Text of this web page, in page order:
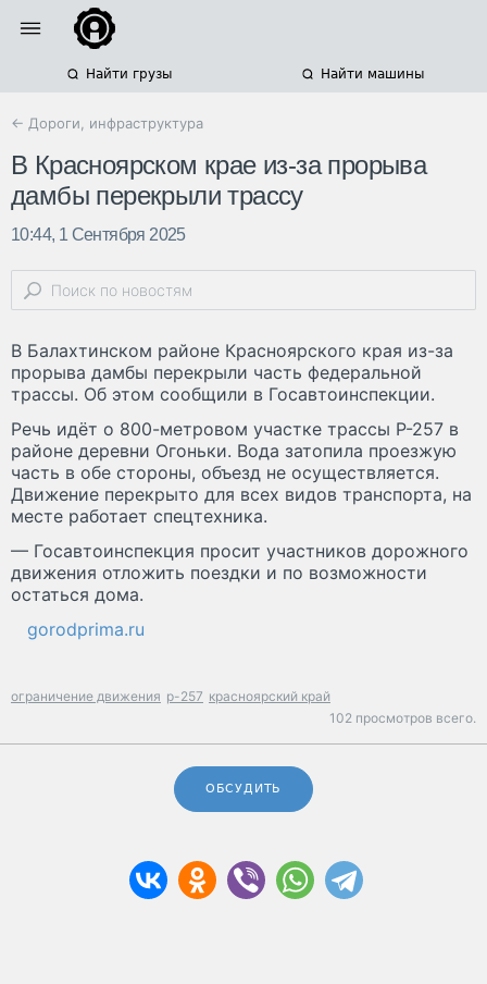
Найти грузы Найти машины
← Дороги, инфраструктура
В Красноярском крае из-за прорыва
дамбы перекрыли трассу
10:44, 1 Сентября 2025
В Балахтинском районе Красноярского края из-за
прорыва дамбы перекрыли часть федеральной
трассы. Об этом сообщили в Госавтоинспекции.
Речь идёт о 800-метровом участке трассы Р-257 в
районе деревни Огоньки. Вода затопила проезжую
часть в обе стороны, объезд не осуществляется.
Движение перекрыто для всех видов транспорта, на
месте работает спецтехника.
— Госавтоинспекция просит участников дорожного
движения отложить поездки и по возможности
остаться дома.
gorodprima.ru
ограничение движения р-257 красноярский край
102 просмотров всего.
ОБСУДИТЬ